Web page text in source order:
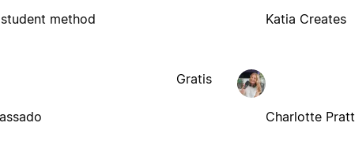
method Katia Creates
Gratis
Charlotte Pratt